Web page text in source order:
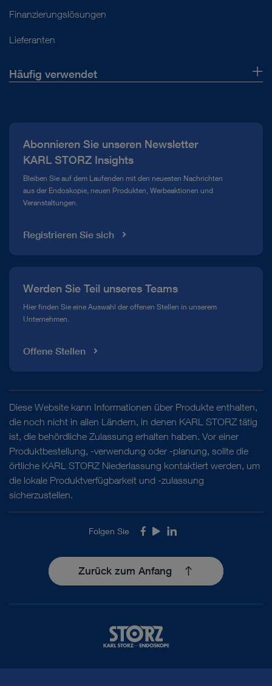
Finanzierungslösungen
Lieferanten
Häufig verwendet
Compliance Hotline
Mediathek
Abonnieren Sie unseren Newsletter
KARL STORZ Insights
Bleiben Sie auf dem Laufenden mit den neuesten Nachrichten
aus der Endoskopie, neuen Produkten, Werbeaktionen und
Veranstaltungen.
Registrieren Sie sich
Werden Sie Teil unseres Teams
Hier finden Sie eine Auswahl der offenen Stellen in unserem
Unternehmen.
Offene Stellen
Diese Website kann Informationen über Produkte enthalten,
die noch nicht in allen Ländern, in denen KARL STORZ tätig
ist, die behördliche Zulassung erhalten haben. Vor einer
Produktbestellung, -verwendung oder -planung, sollte die
örtliche KARL STORZ Niederlassung kontaktiert werden, um
die lokale Produktverfügbarkeit und -zulassung
sicherzustellen.
Folgen Sie Facebook
YoutubeLinkedIn
Zurück zum Anfang